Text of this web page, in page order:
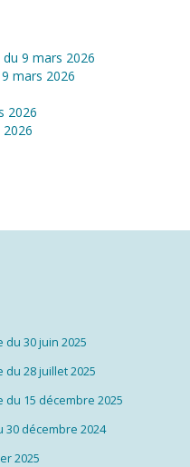
9 mars 2026
mars 2026
2026
30 juin 2025
28 juillet 2025
15 décembre 2025
décembre 2024
2025